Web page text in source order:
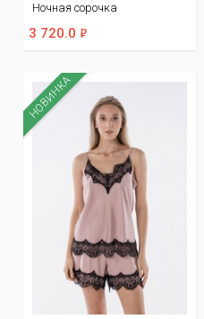
Ночная сорочка
3 720.0 ф
НОВИНКА